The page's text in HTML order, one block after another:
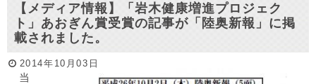
【メディア情報】「岩木健康増進プロジェク
ト」あおぎん賞受賞の記事が「陸奥新報」に掲
載されました。
2014年10月03日
当